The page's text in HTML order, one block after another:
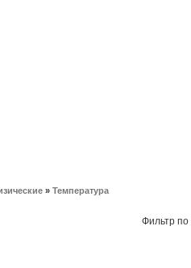
» Температура
Фильтр